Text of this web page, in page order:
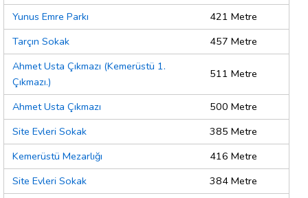
Yunus Emre Parkı
421 Metre
Tarçın Sokak
457 Metre
Ahmet Usta Çıkmazı (Kemerüstü 1.
Çıkmazı.)
511 Metre
Ahmet Usta Çıkmazı
500 Metre
Site Evleri Sokak
385 Metre
Kemerüstü Mezarlığı
416 Metre
Site Evleri Sokak
384 Metre